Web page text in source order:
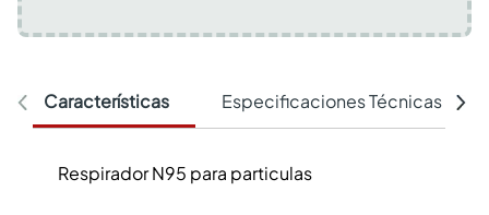
Características Especificaciones Técnicas
Respirador N95 para particulas